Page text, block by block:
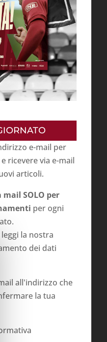
e-mail per
ricevere via e-mail
articoli.
SOLO per
per ogni
la nostra
dei dati
all'indirizzo che
la tua